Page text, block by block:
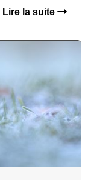
Lire la suite